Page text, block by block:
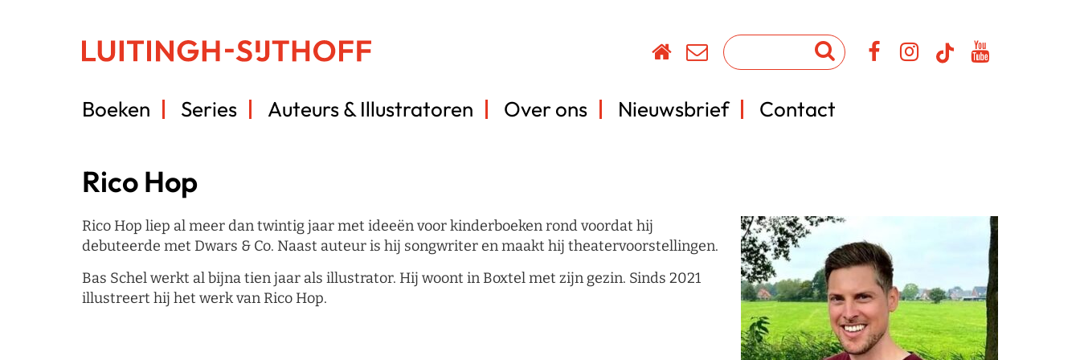
Boeken Series Auteurs & Illustratoren Over ons Nieuwsbrief Contact
Rico Hop
Rico Hop liep al meer dan twintig jaar met ideeën voor kinderboeken rond voordat hij
debuteerde met Dwars & Co. Naast auteur is hij songwriter en maakt hij theatervoorstellingen.
Bas Schel werkt al bijna tien jaar als illustrator. Hij woont in Boxtel met zijn gezin. Sinds 2021
illustreert hij het werk van Rico Hop.